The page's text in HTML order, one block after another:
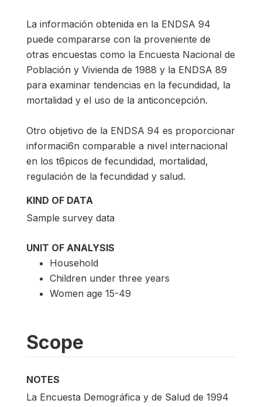
La información obtenida en la ENDSA 94
puede compararse con la proveniente de
otras encuestas como la Encuesta Nacional de
Población y Vivienda de 1988 y la ENDSA 89
para examinar tendencias en la fecundidad, la
mortalidad y el uso de la anticoncepción.
Otro objetivo de la ENDSA 94 es proporcionar
informaci6n comparable a nivel internacional
en los t6picos de fecundidad, mortalidad,
regulación de la fecundidad y salud.
KIND OF DATA
Sample survey data
UNIT OF ANALYSIS
Household
Children under three years
Women age 15-49
Scope
NOTES
La Encuesta Demográfica y de Salud de 1994